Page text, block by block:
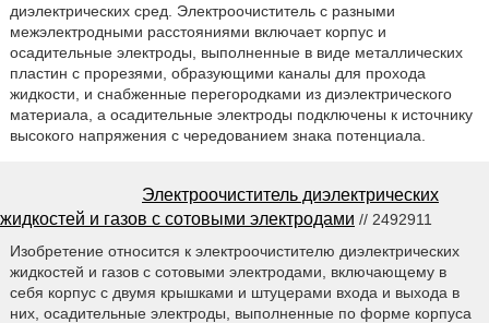
диэлектрических сред. Электроочиститель с разными
межэлектродными расстояниями включает корпус и
осадительные электроды, выполненные в виде металлических
пластин с прорезями, образующими каналы для прохода
жидкости, и снабженные перегородками из диэлектрического
материала, а осадительные электроды подключены к источнику
высокого напряжения с чередованием знака потенциала.
Электроочиститель диэлектрических
жидкостей и газов с сотовыми электродами // 2492911
Изобретение относится к электроочистителю диэлектрических
жидкостей и газов с сотовыми электродами, включающему в
себя корпус с двумя крышками и штуцерами входа и выхода в
них, осадительные электроды, выполненные по форме корпуса